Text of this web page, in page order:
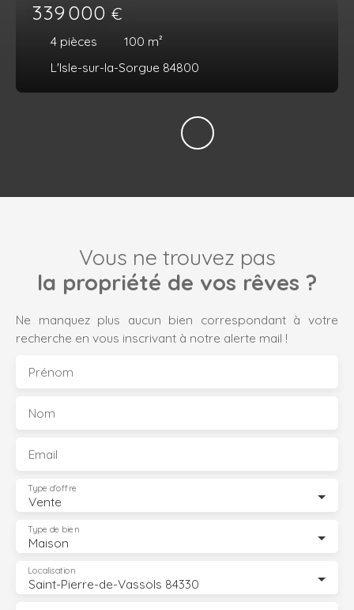
339 000 €
4 pièces 100 m²
L'Isle-sur-la-Sorgue 84800
Vous ne trouvez pas
la propriété de vos rêves ?
Ne manquez plus aucun bien correspondant à votre
recherche en vous inscrivant à notre alerte mail !
Prénom
Nom
Email
Vente
Type d'offre
Maison
Type de bien
Saint-Pierre-de-Vassols 84330
Localisation